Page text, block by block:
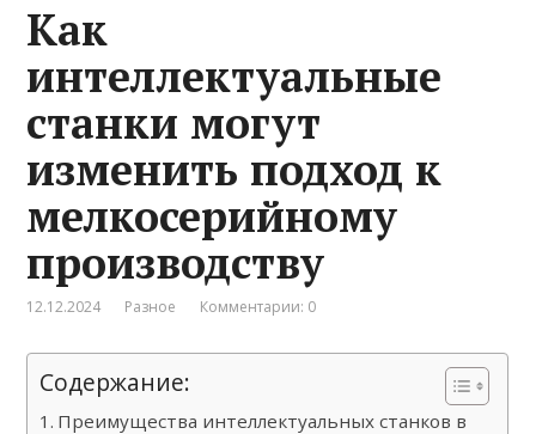
Как
интеллектуальные
станки могут
изменить подход к
мелкосерийному
производству
12.12.2024 Разное Комментарии: 0
Содержание:
Преимущества интеллектуальных станков в